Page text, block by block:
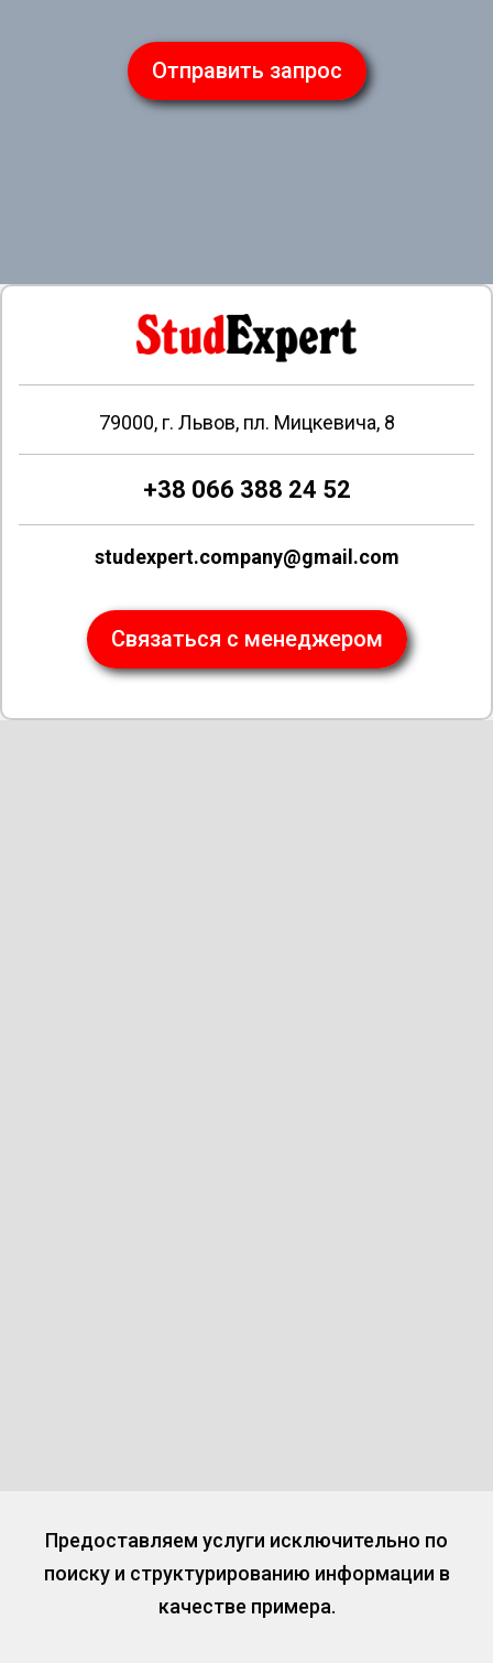
Отправить запрос
79000, г. Львов, пл. Мицкевича, 8
+38 066 388 24 52
studexpert.company@gmail.com
Связаться с менеджером
Предоставляем услуги исключительно по
поиску и структурированию информации в
качестве примера.